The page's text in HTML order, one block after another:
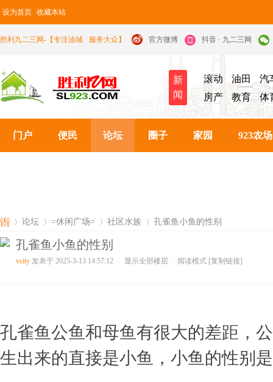
设为首页 收藏本站
胜利九二三网-【专注油城 · 服务大众】 官方微博 抖音 · 九二三网
新
闻
滚动 油田
汽
房产
教育 体
门户 便民 论坛 圈子 家园 923农场
论坛 =休闲广场= 社区水族 孔雀鱼小鱼的性别
孔雀鱼小鱼的性别
vcity 发表于 2025-3-13 14:57:12 显示全部楼层 阅读模式 [复制链接]
孔雀鱼公鱼和母鱼有很大的差距，
生出来的直接是小鱼，小鱼的性别